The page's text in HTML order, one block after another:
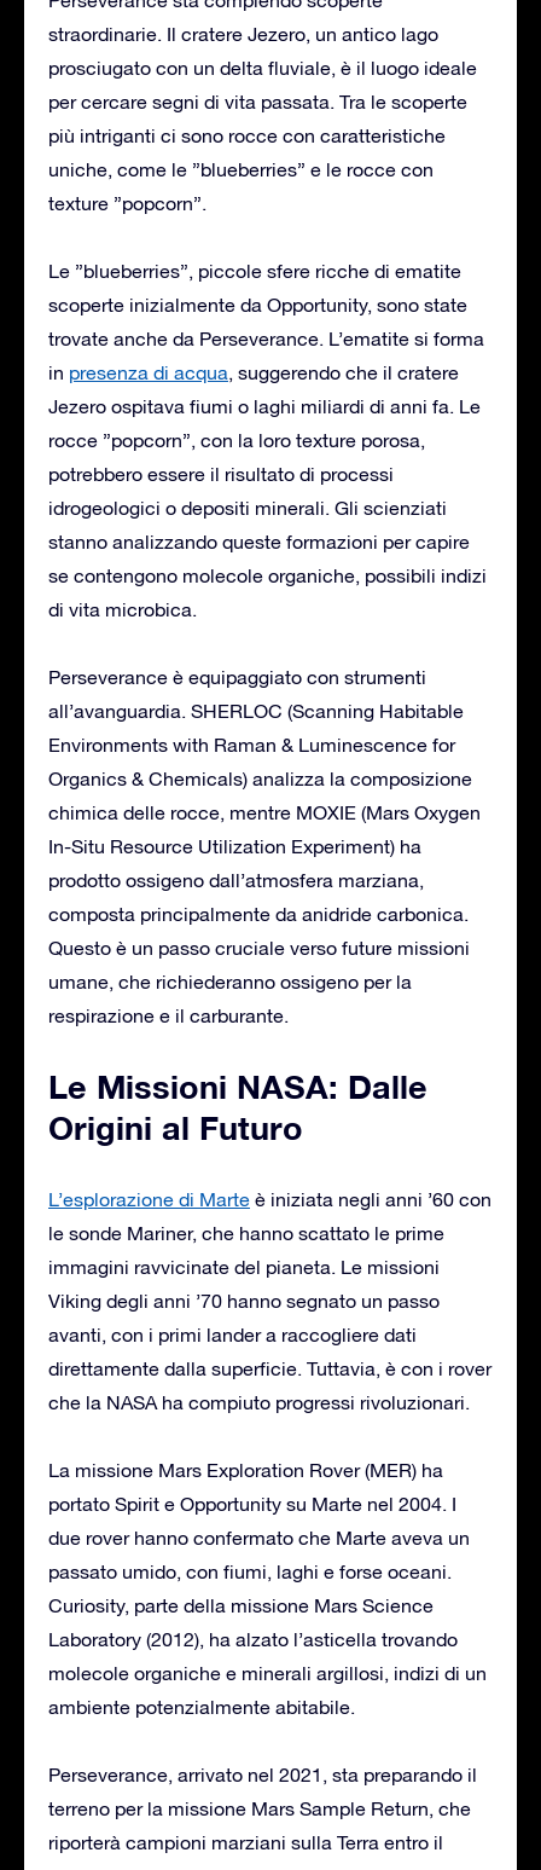
straordinarie. Il cratere Jezero, un antico lago
prosciugato con un delta fluviale, è il luogo ideale
per cercare segni di vita passata. Tra le scoperte
più intriganti ci sono rocce con caratteristiche
uniche, come le ”blueberries” e le rocce con
texture ”popcorn”.
Le ”blueberries”, piccole sfere ricche di ematite
scoperte inizialmente da Opportunity, sono state
trovate anche da Perseverance. L’ematite si forma
in presenza di acqua, suggerendo che il cratere
Jezero ospitava fiumi o laghi miliardi di anni fa. Le
rocce ”popcorn”, con la loro texture porosa,
potrebbero essere il risultato di processi
idrogeologici o depositi minerali. Gli scienziati
stanno analizzando queste formazioni per capire
se contengono molecole organiche, possibili indizi
di vita microbica.
Perseverance è equipaggiato con strumenti
all’avanguardia. SHERLOC (Scanning Habitable
Environments with Raman & Luminescence for
Organics & Chemicals) analizza la composizione
chimica delle rocce, mentre MOXIE (Mars Oxygen
In-Situ Resource Utilization Experiment) ha
prodotto ossigeno dall’atmosfera marziana,
composta principalmente da anidride carbonica.
Questo è un passo cruciale verso future missioni
umane, che richiederanno ossigeno per la
respirazione e il carburante.
Le Missioni NASA: Dalle
Origini al Futuro
L’esplorazione di Marte è iniziata negli anni ’60 con
le sonde Mariner, che hanno scattato le prime
immagini ravvicinate del pianeta. Le missioni
Viking degli anni ’70 hanno segnato un passo
avanti, con i primi lander a raccogliere dati
direttamente dalla superficie. Tuttavia, è con i rover
che la NASA ha compiuto progressi rivoluzionari.
La missione Mars Exploration Rover (MER) ha
portato Spirit e Opportunity su Marte nel 2004. I
due rover hanno confermato che Marte aveva un
passato umido, con fiumi, laghi e forse oceani.
Curiosity, parte della missione Mars Science
Laboratory (2012), ha alzato l’asticella trovando
molecole organiche e minerali argillosi, indizi di un
ambiente potenzialmente abitabile.
Perseverance, arrivato nel 2021, sta preparando il
terreno per la missione Mars Sample Return, che
riporterà campioni marziani sulla Terra entro il